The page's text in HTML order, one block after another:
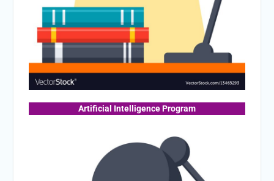
Artificial Intelligence Program